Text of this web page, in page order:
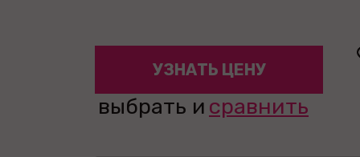
УЗНАТЬ ЦЕНУ
выбрать и сравнить